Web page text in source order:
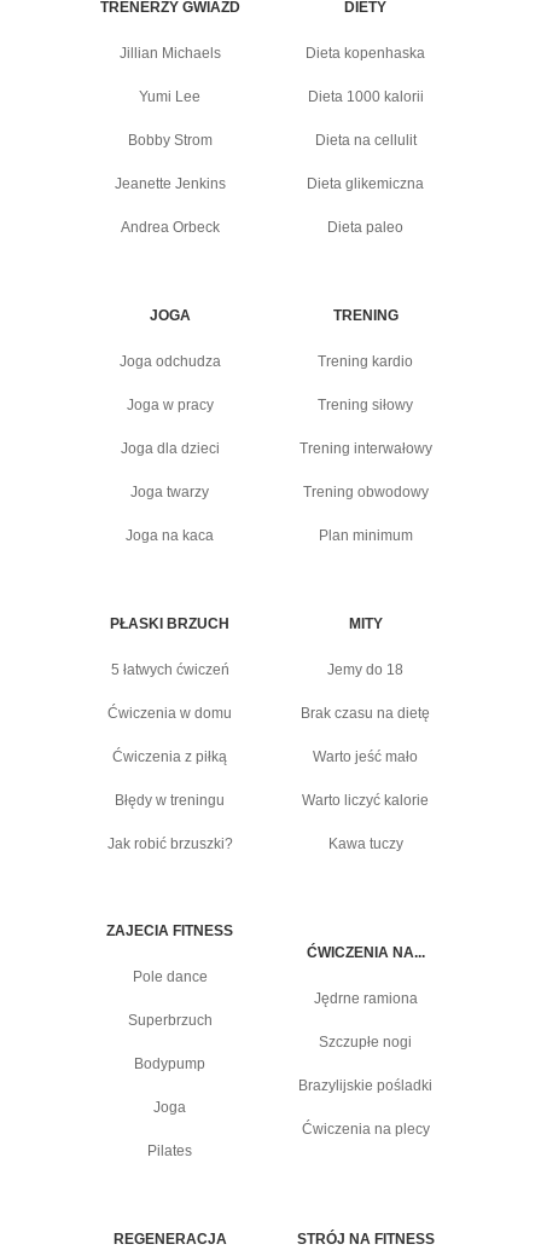
TRENERZY GWIAZD
Jillian Michaels
Yumi Lee
Bobby Strom
Jeanette Jenkins
Andrea Orbeck
DIETY
Dieta kopenhaska
Dieta 1000 kalorii
Dieta na cellulit
Dieta glikemiczna
Dieta paleo
JOGA
Joga odchudza
Joga w pracy
Joga dla dzieci
Joga twarzy
Joga na kaca
TRENING
Trening kardio
Trening siłowy
Trening interwałowy
Trening obwodowy
Plan minimum
PŁASKI BRZUCH
5 łatwych ćwiczeń
Ćwiczenia w domu
Ćwiczenia z piłką
Błędy w treningu
Jak robić brzuszki?
MITY
Jemy do 18
Brak czasu na dietę
Warto jeść mało
Warto liczyć kalorie
Kawa tuczy
ZAJECIA FITNESS
Pole dance
Superbrzuch
Bodypump
Joga
Pilates
ĆWICZENIA NA...
Jędrne ramiona
Szczupłe nogi
Brazylijskie pośladki
Ćwiczenia na plecy
REGENERACJA STRÓJ NA FITNESS